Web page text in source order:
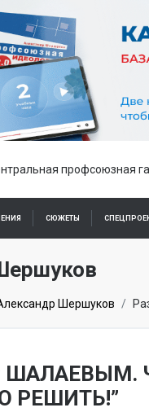
профсоюзная
СЮЖЕТЫ
Шершуков
ШАЛАЕВЫМ.
РЕШИТЬ!”